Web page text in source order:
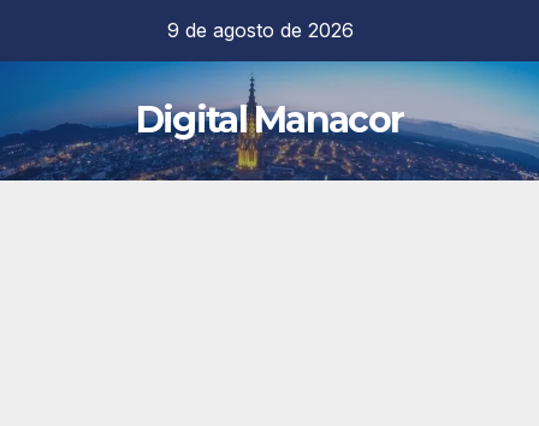
contenido
9 de agosto de 2026
Digital Manacor